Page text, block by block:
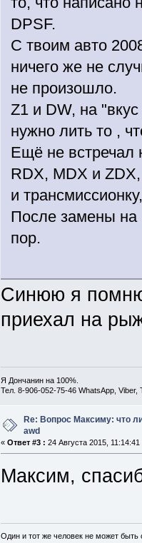
DPSF.
С твоим авто
ничего же не
не произошло.
Z1 и DW, на
нужно лить то ,
Ещё не встречал
RDX, MDX и
и
После замены на
пор.
Синюю я
приехал на
Я Дончанин на 100%.
Тел. 8-906-052-75-46 WhatsApp, Viber,
Re: Вопрос Максиму: что
awd
«Ответ #3 : 24 Августа 2015, 11:14:41
Максим,
Один и тот же человек не может